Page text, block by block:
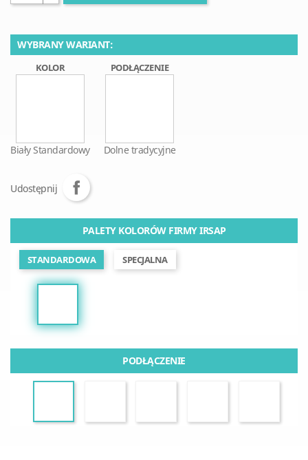
WYBRANY WARIANT:
KOLOR
Biały Standardowy
PODŁĄCZENIE
Dolne tradycyjne
Udostępnij
PALETY KOLORÓW FIRMY IRSAP
STANDARDOWA SPECJALNA
PODŁĄCZENIE